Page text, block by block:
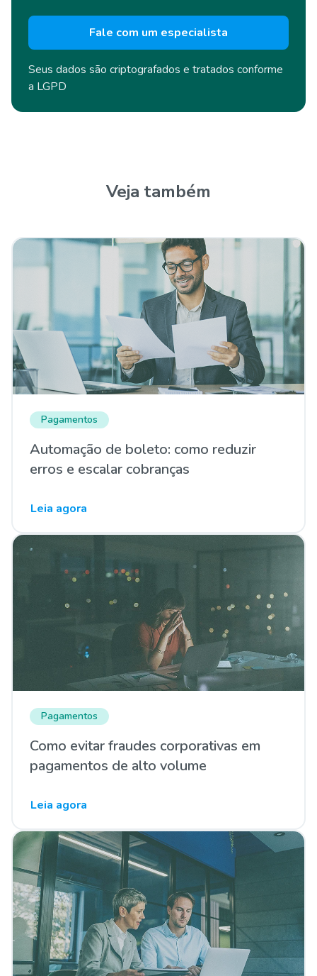
Fale com um especialista
Seus dados são criptografados e tratados conforme
a LGPD
Veja também
Pagamentos
Automação de boleto: como reduzir
erros e escalar cobranças
Leia agora
Pagamentos
Como evitar fraudes corporativas em
pagamentos de alto volume
Leia agora